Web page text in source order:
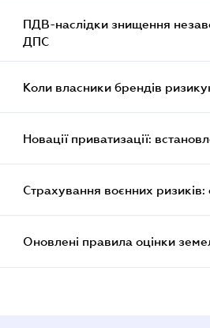
ПДВ-наслідки знищення
ДПС
Коли власники брендів
Новації приватизації:
Страхування воєнних
Оновлені правила оцінки